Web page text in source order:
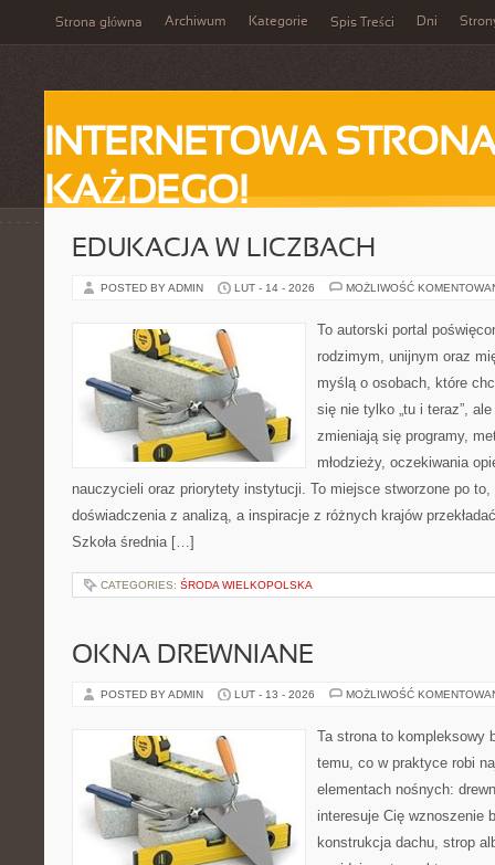
Strona główna Archiwum Kategorie Spis Treści Dni
INTERNETOWA
KAŻDEGO!
EDUKACJA W LICZBACH
POSTED BY ADMIN LUT - 14 - 2026 MOŻLIWOŚĆ
To autorski portal
rodzimym, unijnym oraz
myślą o osobach, które
się nie tylko „tu i teraz”,
zmieniają się programy,
młodzieży, oczekiwania
nauczycieli oraz priorytety instytucji. To miejsce stworzone po to,
doświadczenia z analizą, a inspiracje z różnych krajów
Szkoła średnia […]
CATEGORIES: ŚRODA WIELKOPOLSKA
OKNA DREWNIANE
POSTED BY ADMIN LUT - 13 - 2026 MOŻLIWOŚĆ
Ta strona to kompleksowy
temu, co w praktyce robi
elementach nośnych:
interesuje Cię wznoszenie
konstrukcja dachu, strop